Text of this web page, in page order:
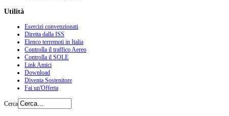
Utilità
Esercizi convenzionati
Diretta dalla ISS
Elenco terremoti in Italia
Controlla il traffico Aereo
Controlla il SOLE
Link Amici
Download
Diventa Sostenitore
Fai un'Offerta
Cerca